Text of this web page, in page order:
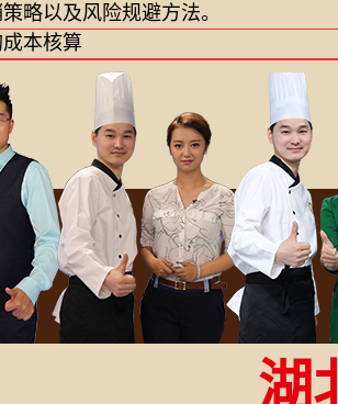
略以及风险规避方法。
本核算
湖